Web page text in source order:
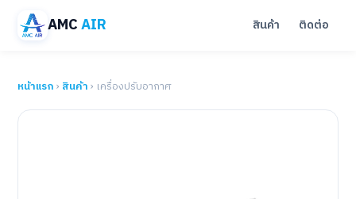
AMCAIR สินค้า ติดต่อ
หน้าแรก› สินค้า› เครื่องปรับอากาศ